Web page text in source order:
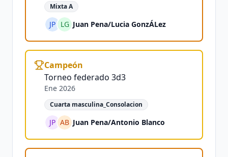
Mixta A
JP LG Juan Pena/Lucia GonzÁLez
Campeón
Torneo federado 3d3
Ene 2026
Cuarta masculina_Consolacion
JP AB Juan Pena/Antonio Blanco